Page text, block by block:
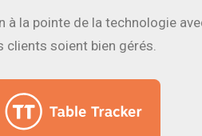
la pointe de la technologie
soient bien gérés.